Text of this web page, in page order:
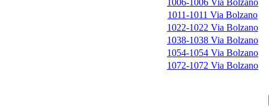
1006-1006 Via Bolzano
1011-1011 Via Bolzano
1022-1022 Via Bolzano
1038-1038 Via Bolzano
1054-1054 Via Bolzano
1072-1072 Via Bolzano